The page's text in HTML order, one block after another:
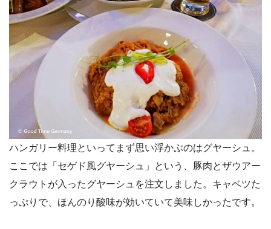
ハンガリー料理といってまず思い浮かぶのはグヤーシュ。
ここでは「セゲド風グヤーシュ」という、豚肉とザウアー
クラウトが入ったグヤーシュを注文しました。キャベツた
っぷりで、ほんのり酸味が効いていて美味しかったです。